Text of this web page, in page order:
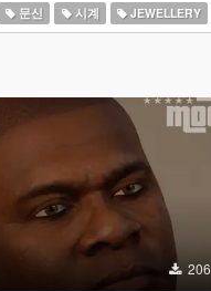
문신 시계 JEWELLERY
206